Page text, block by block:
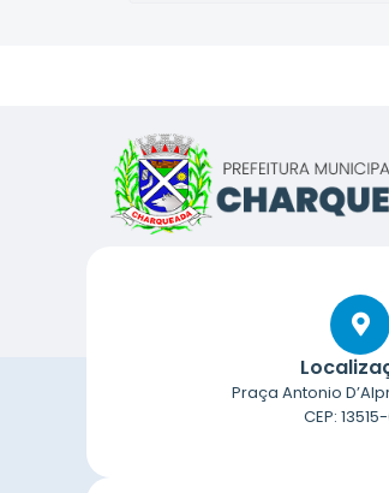
Praça Antonio
CEP: